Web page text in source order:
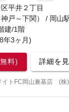
平井２丁目
神戸～下関） / 岡山
建/1階
年3ヶ月)
料) 詳細を
イトFC岡山兼基店 (株